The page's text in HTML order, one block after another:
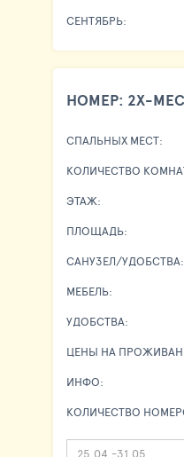
СЕНТЯБРЬ:
НОМЕР: 2Х-
СПАЛЬНЫХ МЕСТ:
КОЛИЧЕСТВО
ЭТАЖ:
ПЛОЩАДЬ:
САНУЗЕЛ/УДОБСТВА:
МЕБЕЛЬ:
УДОБСТВА:
ЦЕНЫ НА
ИНФО:
КОЛИЧЕСТВО
25.04.-31.05.